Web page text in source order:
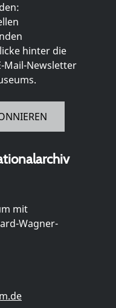
hinter die
Mail-Newsletter
mit
Wagner-